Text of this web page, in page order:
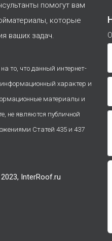
помогут вам
которые
ваших задач.
то, что данный интернет-
характер и
материалы и
не являются публичной
Статей 435 и 437
InterRoof.ru